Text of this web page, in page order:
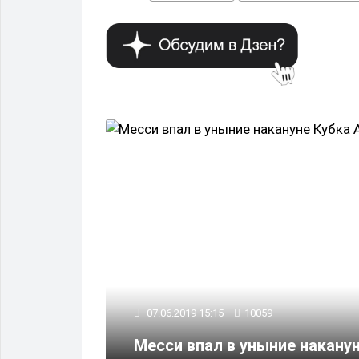
проигрывать
03.07.2019 05:18
Месси снова не